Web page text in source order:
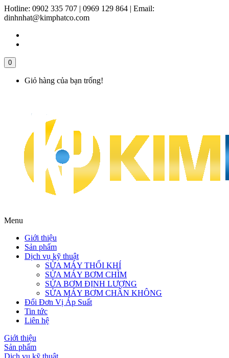
Hotline: 0902 335 707 | 0969 129 864 | Email:
dinhnhat@kimphatco.com
0
Giỏ hàng của bạn trống!
Menu
Giới thiệu
Sản phẩm
Dịch vụ kỹ thuật
SỬA MÁY THỔI KHÍ
SỬA MÁY BƠM CHÌM
SỬA BƠM ĐỊNH LƯỢNG
SỬA MÁY BƠM CHÂN KHÔNG
Đổi Đơn Vị Áp Suất
Tin tức
Liên hệ
Giới thiệu
Sản phẩm
Dịch vụ kỹ thuật